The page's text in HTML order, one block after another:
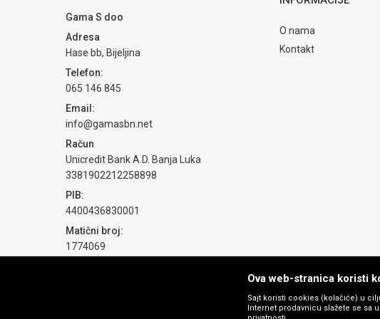
Gama S doo
Adresa
Hase bb, Bijeljina
Telefon:
065 146 845
Email:
info@gamasbn.net
Račun
Unicredit Bank A.D. Banja Luka
3381902212258898
PIB:
4400436830001
Matični broj:
1774069
O nama
Kontakt
Ova web-stranica koristi
Sajt koristi cookies (kolačiće) u
Internet prodavnicu slažete se sa